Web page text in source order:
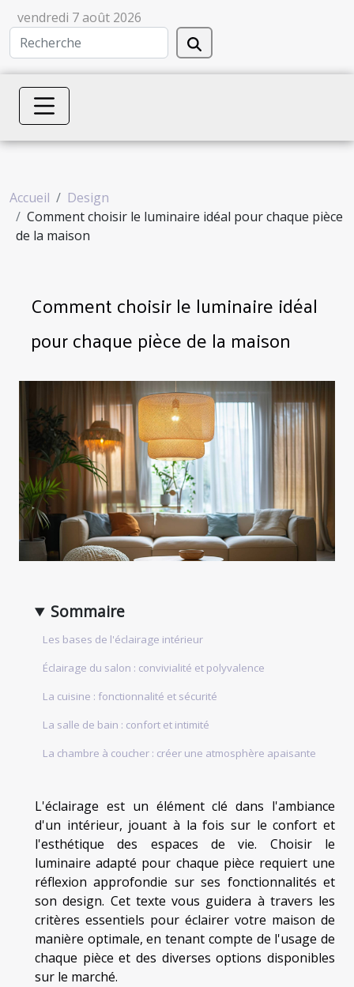
vendredi 7 août 2026
Accueil
Design
Comment choisir le luminaire idéal pour chaque pièce
de la maison
Comment choisir le luminaire idéal
pour chaque pièce de la maison
Sommaire
Les bases de l'éclairage intérieur
Éclairage du salon : convivialité et polyvalence
La cuisine : fonctionnalité et sécurité
La salle de bain : confort et intimité
La chambre à coucher : créer une atmosphère apaisante
L'éclairage est un élément clé dans l'ambiance
d'un intérieur, jouant à la fois sur le confort et
l'esthétique des espaces de vie. Choisir le
luminaire adapté pour chaque pièce requiert une
réflexion approfondie sur ses fonctionnalités et
son design. Cet texte vous guidera à travers les
critères essentiels pour éclairer votre maison de
manière optimale, en tenant compte de l'usage de
chaque pièce et des diverses options disponibles
sur le marché.